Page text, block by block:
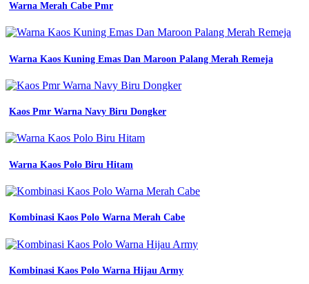
Warna Merah Cabe Pmr
Warna Kaos Kuning Emas Dan Maroon Palang Merah Remeja
Kaos Pmr Warna Navy Biru Dongker
Warna Kaos Polo Biru Hitam
Kombinasi Kaos Polo Warna Merah Cabe
Kombinasi Kaos Polo Warna Hijau Army